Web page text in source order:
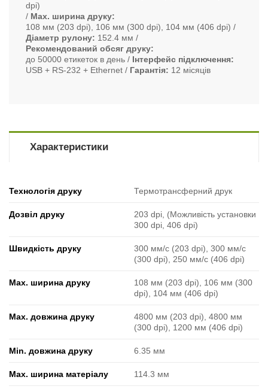
dpi)
Max. ширина друку
108 мм (203 dpi), 106 мм (300 dpi), 104 мм (406 dpi)
Діаметр рулону
152.4 мм
Рекомендований обсяг друку
до 50000 етикеток в день
Інтерфейс підключення
USB + RS-232 + Ethernet
Гарантія 12 місяців
Характеристики
Технологія друку Термотрансферний друк
Дозвіл друку
203 dpi, (Можливість установки
300 dpi, 406 dpi)
Швидкість друку
300 мм/с (203 dpi), 300 мм/с
(300 dpi), 250 мм/с (406 dpi)
Max. ширина друку
108 мм (203 dpi), 106 мм (300
dpi), 104 мм (406 dpi)
Max. довжина друку
4800 мм (203 dpi), 4800 мм
(300 dpi), 1200 мм (406 dpi)
Min. довжина друку 6.35 мм
Max. ширина матеріалу 114.3 мм